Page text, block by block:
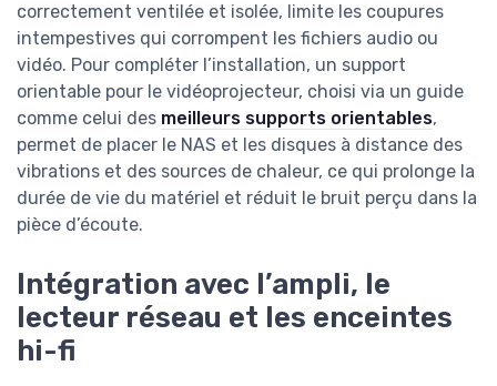
correctement ventilée et isolée, limite les coupures
intempestives qui corrompent les fichiers audio ou
vidéo. Pour compléter l’installation, un support
orientable pour le vidéoprojecteur, choisi via un guide
comme celui des meilleurs supports orientables,
permet de placer le NAS et les disques à distance des
vibrations et des sources de chaleur, ce qui prolonge la
durée de vie du matériel et réduit le bruit perçu dans la
pièce d’écoute.
Intégration avec l’ampli, le
lecteur réseau et les enceintes
hi-fi